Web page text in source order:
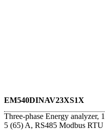
EM540DINAV23XS1X
Three-phase Energy
5 (65) A, RS485 Modbus RTU